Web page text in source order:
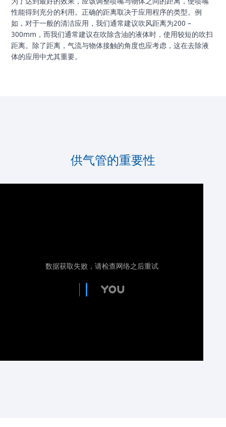
性能得到充分的利用。正确的距离取决于应用程序的类型。例
如，对于一般的清洁应用，我们通常建议吹风距离为200 –
300mm，而我们通常建议在吹除含油的液体时，使用较短的吹扫
距离。除了距离，气流与物体接触的角度也应考虑，这在去除液
体的应用中尤其重要。
供气管的重要性